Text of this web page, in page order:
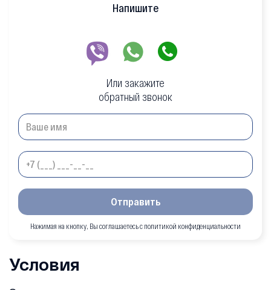
Напишите
Или закажите
обратный звонок
Отправить
Нажимая на кнопку, Вы соглашаетесь с политикой конфиденциальности
Условия